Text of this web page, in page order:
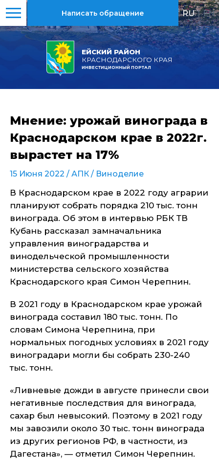
ЕЙСКИЙ РАЙОН
КРАСНОДАРСКОГО КРАЯ
ИНВЕСТИЦИОННЫЙ ПОРТАЛ
Написать обращение RU | EN
Мнение: урожай винограда в
Краснодарском крае в 2022г.
вырастет на 17%
15 Июня 2022 / АПК / Виноделие
В Краснодарском крае в 2022 году аграрии
планируют собрать порядка 210 тыс. тонн
винограда. Об этом в интервью РБК ТВ
Кубань рассказал замначальника
управления виноградарства и
винодельческой промышленности
министерства сельского хозяйства
Краснодарского края Симон Черепнин.
В 2021 году в Краснодарском крае урожай
винограда составил 180 тыс. тонн. По
словам Симона Черепнина, при
нормальных погодных условиях в 2021 году
виноградари могли бы собрать 230-240
тыс. тонн.
«Ливневые дожди в августе принесли свои
негативные последствия для винограда,
сахар был невысокий. Поэтому в 2021 году
мы завозили около 30 тыс. тонн винограда
из других регионов РФ, в частности, из
Дагестана», — отметил Симон Черепнин.